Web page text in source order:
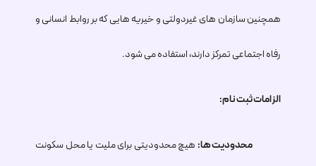
همچنین سازمان های غیردولتی و خیریه هایی که بر روابط انسانی و
رفاه اجتماعی تمرکز دارند، استفاده می شود.
الزامات ثبت نام:
محدودیت ها: هیچ محدودیتی برای ملیت یا محل سکونت